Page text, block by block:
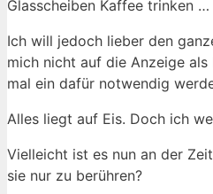
Glasscheiben Kaffee trinken
Ich will jedoch lieber den
mich nicht auf die Anzeige
mal ein dafür notwendig
Alles liegt auf Eis. Doch ich
Vielleicht ist es nun an der
sie nur zu berühren?